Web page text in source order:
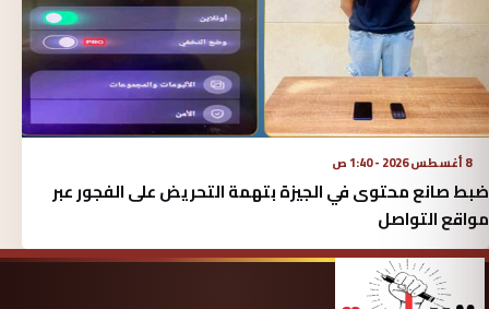
8 أغسطس 2026 - 1:40 ص
ضبط صانع محتوى في الجيزة بتهمة التحريض على الفجور عبر
مواقع التواصل